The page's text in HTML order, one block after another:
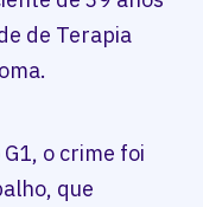
de Terapia
o crime foi
que